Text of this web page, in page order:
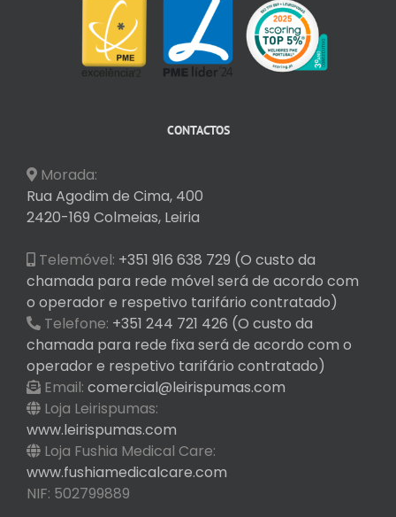
CONTACTOS
Morada:
Rua Agodim de Cima, 400
2420-169 Colmeias, Leiria
Telemóvel: +351 916 638 729 (O custo da
chamada para rede móvel será de acordo com
o operador e respetivo tarifário contratado)
Telefone: +351 244 721 426 (O custo da
chamada para rede fixa será de acordo com o
operador e respetivo tarifário contratado)
Email: comercial@leirispumas.com
Loja Leirispumas:
www.leirispumas.com
Loja Fushia Medical Care:
www.fushiamedicalcare.com
NIF: 502799889